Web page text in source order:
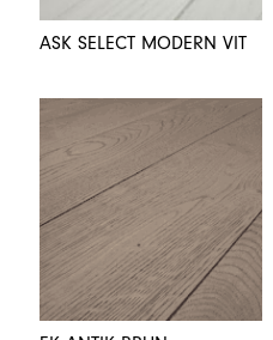
ASK SELECT MODERN VIT